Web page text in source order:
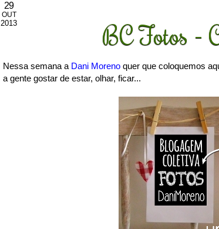
29
OUT
2013 BC Fotos -
Nessa semana a Dani Moreno quer que coloquemos
a gente gostar de estar, olhar, ficar...